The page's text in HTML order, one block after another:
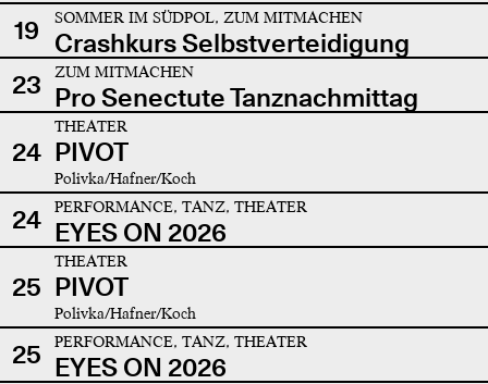
19 SOMMER IM SÜDPOL, ZUM MITMACHEN
Crashkurs Selbstverteidigung
23
ZUM MITMACHEN
Pro Senectute Tanznachmittag
24
THEATER
PIVOT
Polivka/Hafner/Koch
24 PERFORMANCE, TANZ, THEATER
EYES ON 2026
25
THEATER
PIVOT
Polivka/Hafner/Koch
25 PERFORMANCE, TANZ, THEATER
EYES ON 2026